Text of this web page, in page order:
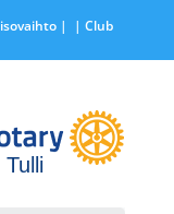
|
| Club